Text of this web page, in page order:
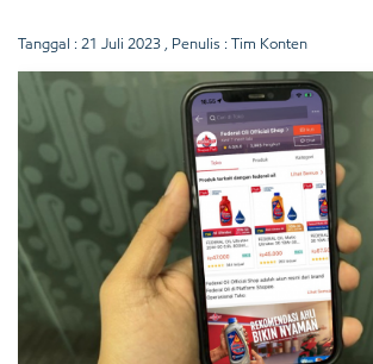
Tanggal : 21 Juli 2023 , Penulis : Tim Konten